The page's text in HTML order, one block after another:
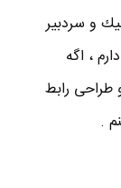
و سردبير
، اگه
طراحی رابط
.